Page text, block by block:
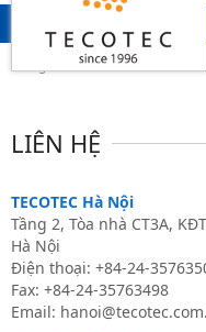
Search
LIÊN HỆ
TECOTEC Hà Nội
Tầng 2, Tòa nhà CT3A,
Hà Nội
Điện thoại: +84-24-
Fax: +84-24-35763498
Email: